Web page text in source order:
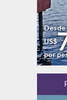
Desde
US$
por